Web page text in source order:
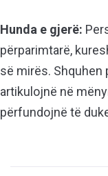
Hunda e gjerë:
përparimtarë,
së mirës. Shquhen
artikulojnë në
përfundojnë të